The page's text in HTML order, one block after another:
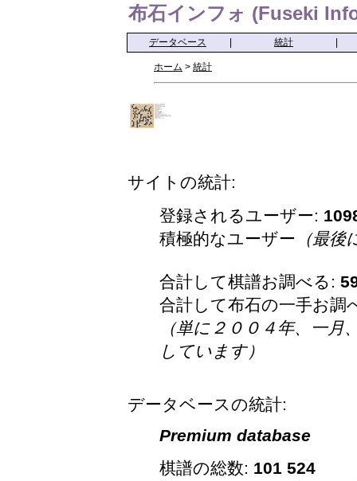
布石インフォ (Fuseki
データベース 統計
ホーム > 統計
サイトの統計:
登録されるユーザー:
積極的なユーザー （最後
合計して棋譜お調べる:
合計して布石の一手お調
（単に２００４年、一
しています）
データベースの統計:
Premium database
棋譜の総数: 101 524